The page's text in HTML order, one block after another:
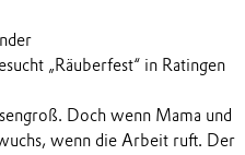
„Räuberfest“ in Ratingen
Doch wenn Mama und
wenn die Arbeit ruft. Der